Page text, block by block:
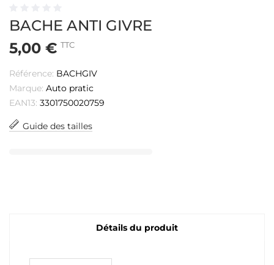
BACHE ANTI GIVRE
5,00 € TTC
Référence: BACHGIV
Marque: Auto pratic
EAN13: 3301750020759
Guide des tailles
Détails du produit